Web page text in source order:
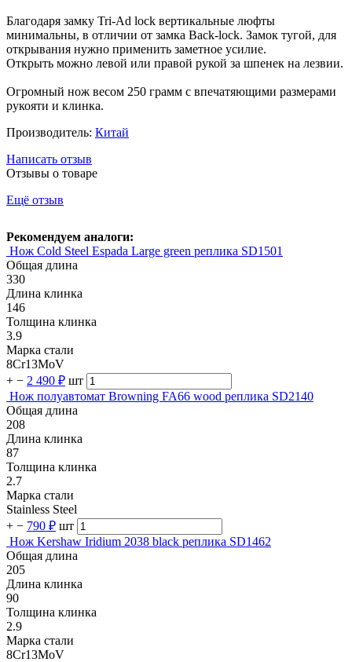
Благодаря замку Tri-Ad lock вертикальные люфты
минимальны, в отличии от замка Back-lock. Замок тугой, для
открывания нужно применить заметное усилие.
Открыть можно левой или правой рукой за шпенек на лезвии.
Огромный нож весом 250 грамм с впечатяющими размерами
рукояти и клинка.
Производитель: Китай
Написать отзыв
Отзывы о товаре
Ещё отзыв
Рекомендуем аналоги:
Нож Cold Steel Espada Large green реплика SD1501
Общая длина
330
Длина клинка
146
Толщина клинка
3.9
Марка стали
8Cr13MoV
+ − 2 490 ₽ шт
Нож полуавтомат Browning FA66 wood реплика SD2140
Общая длина
208
Длина клинка
87
Толщина клинка
2.7
Марка стали
Stainless Steel
+ − 790 ₽ шт
Нож Kershaw Iridium 2038 black реплика SD1462
Общая длина
205
Длина клинка
90
Толщина клинка
2.9
Марка стали
8Cr13MoV